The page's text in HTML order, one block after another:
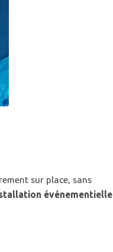
sur place, sans
événementielle